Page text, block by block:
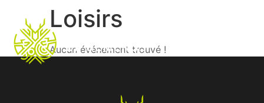
Loisirs
Aucun événement trouvé !